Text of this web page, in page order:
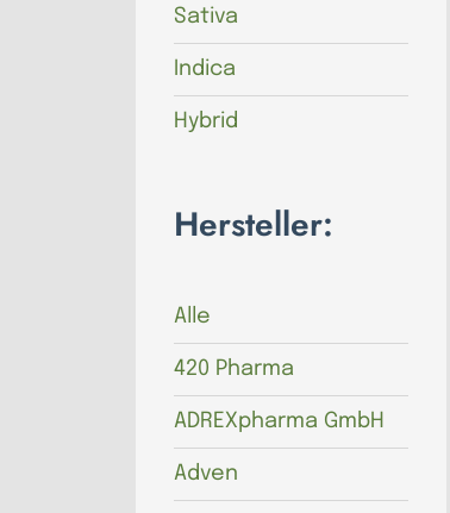
Sativa
Indica
Hybrid
Hersteller:
Alle
420 Pharma
ADREXpharma GmbH
Adven